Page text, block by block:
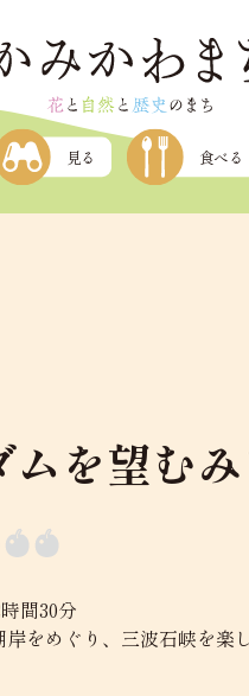
見る 食べる
を望むみ
間30分
をめぐり、三波石峡を楽